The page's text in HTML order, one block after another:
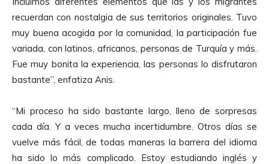
recuerdan con nostalgia de sus territorios originales. Tuvo
muy buena acogida por la comunidad, la participación fue
variada, con latinos, africanos, personas de Turquía y más.
Fue muy bonita la experiencia, las personas lo disfrutaron
bastante”, enfatiza Anis.
“Mi proceso ha sido bastante largo, lleno de sorpresas
cada día. Y a veces mucha incertidumbre. Otros días se
vuelve más fácil, de todas maneras la barrera del idioma
ha sido lo más complicado. Estoy estudiando inglés y